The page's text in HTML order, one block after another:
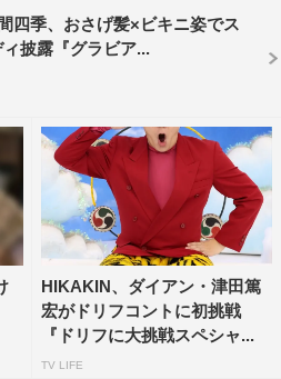
四季、おさげ髪×ビキニ姿でス
披露『グラビア...
HIKAKIN、ダイアン・津田篤
宏がドリフコントに初挑戦
『ドリフに大挑戦スペシャ...
TV LIFE